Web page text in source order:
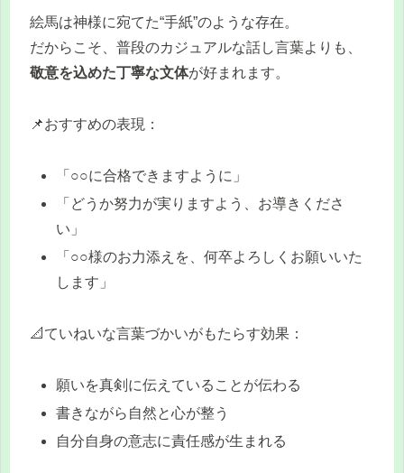
絵馬は神様に宛てた“手紙”のような存在。
だからこそ、普段のカジュアルな話し言葉よりも、
敬意を込めた丁寧な文体が好まれます。
📌おすすめの表現：
「○○に合格できますように」
「どうか努力が実りますよう、お導きくださ
い」
「○○様のお力添えを、何卒よろしくお願いいた
します」
📐ていねいな言葉づかいがもたらす効果：
願いを真剣に伝えていることが伝わる
書きながら自然と心が整う
自分自身の意志に責任感が生まれる